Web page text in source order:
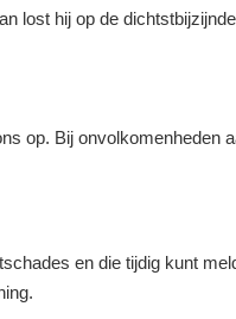
lost hij op de
op. Bij onvolkomenheden
en die tijdig kunt